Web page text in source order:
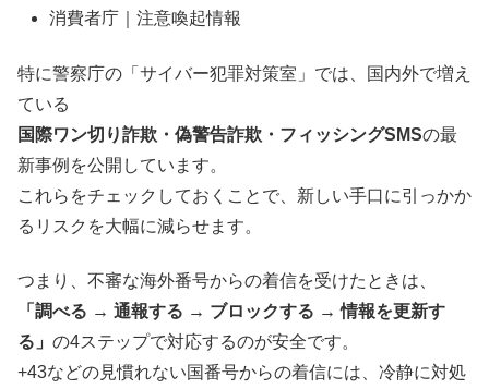
消費者庁｜注意喚起情報
特に警察庁の「サイバー犯罪対策室」では、国内外で増え
ている
国際ワン切り詐欺・偽警告詐欺・フィッシングSMSの最
新事例を公開しています。
これらをチェックしておくことで、新しい手口に引っかか
るリスクを大幅に減らせます。
つまり、不審な海外番号からの着信を受けたときは、
「調べる → 通報する → ブロックする → 情報を更新す
る」 の4ステップで対応するのが安全です。
+43などの見慣れない国番号からの着信には、冷静に対処